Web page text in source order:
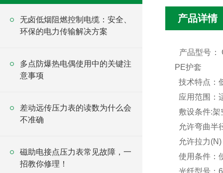
无卤低烟阻燃控制电缆：安全、
环保的电力传输解决方案
多点防爆热电偶使用中的关键注
意事项
差动远传压力表的读数为什么会
不准确
磁助电接点压力表常见故障，一
招教你修理！
产品详情
产品型号：
PE护套
技术特点：
应用范围：
敷设条件:架
允许弯曲半
允许拉力(N)
使用条件：
光纤型号：